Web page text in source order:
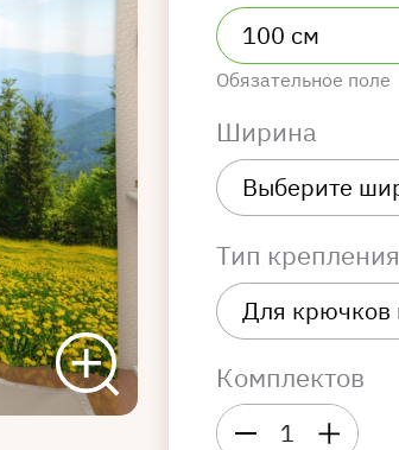
Обязательное поле
Ширина
Тип крепления
Комплектов
1